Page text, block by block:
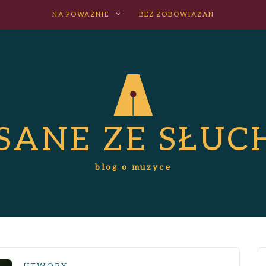
NA POWAŻNIE BEZ ZOBOWIAZAŃ
ZE
blog o muzyce